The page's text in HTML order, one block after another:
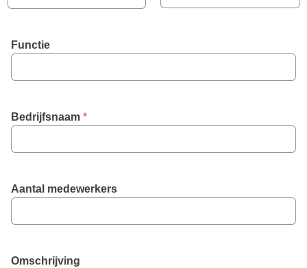
Functie
Bedrijfsnaam *
Aantal medewerkers
Omschrijving